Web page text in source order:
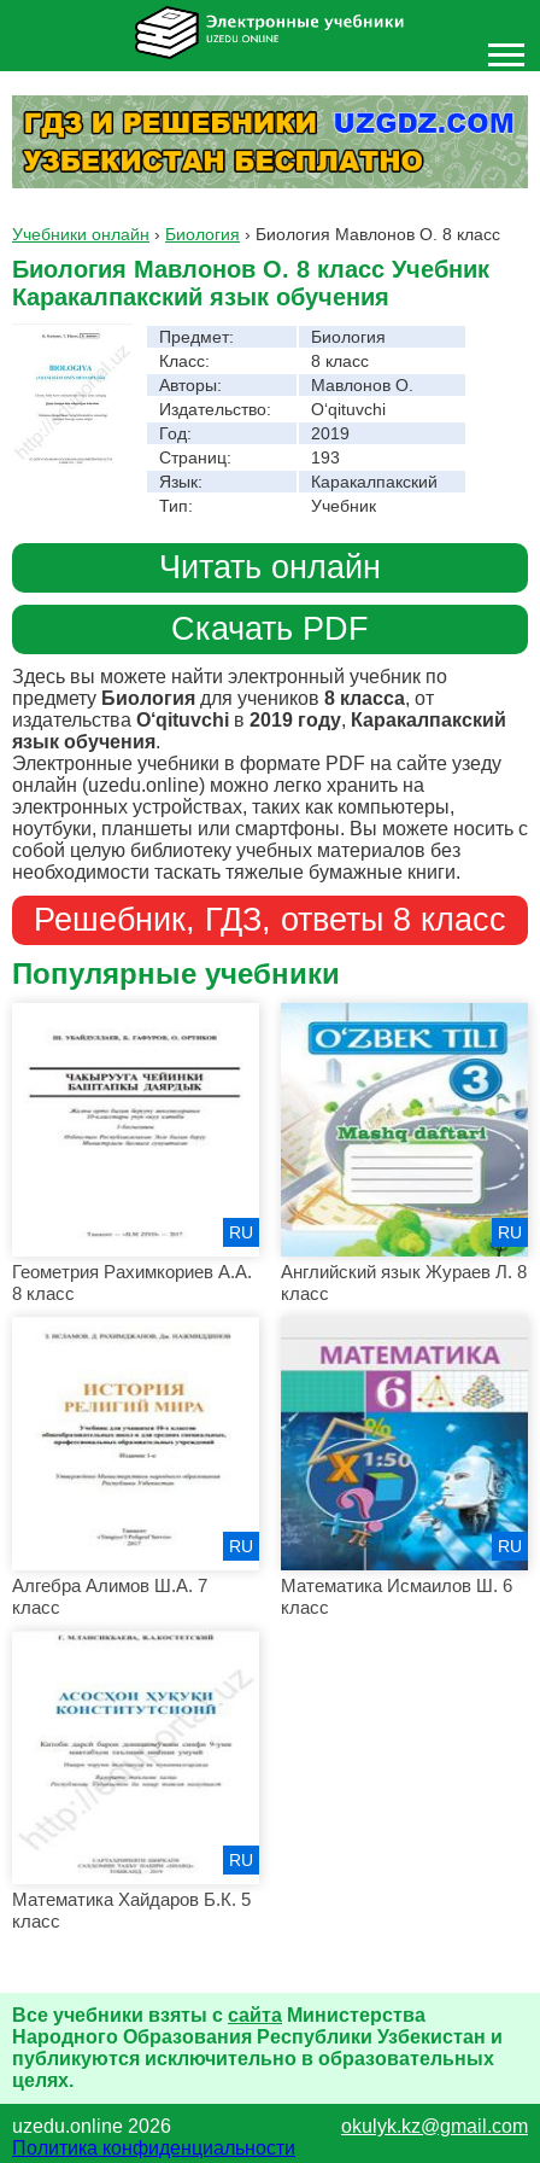
Учебники онлайн › Биология › Биология Мавлонов О. 8 класс
Биология Мавлонов О. 8 класс Учебник
Каракалпакский язык обучения
Предмет:
Биология
Класс:
8 класс
Авторы:
Мавлонов О.
Издательство:
O‘qituvchi
Год:
2019
Страниц:
193
Язык:
Каракалпакский
Тип:
Учебник
Читать онлайн
Скачать PDF
Здесь вы можете найти электронный учебник по
предмету Биология для учеников 8 класса, от
издательства O‘qituvchi в 2019 году, Каракалпакский
язык обучения.
Электронные учебники в формате PDF на сайте узеду
онлайн (uzedu.online) можно легко хранить на
электронных устройствах, таких как компьютеры,
ноутбуки, планшеты или смартфоны. Вы можете носить с
собой целую библиотеку учебных материалов без
необходимости таскать тяжелые бумажные книги.
Решебник, ГДЗ, ответы 8 класс
Популярные учебники
Геометрия Рахимкориев А.А.
8 класс
RU
Английский язык Жураев Л. 8
класс
RU
Алгебра Алимов Ш.А. 7
класс
RU
Математика Исмаилов Ш. 6
класс
RU
Математика Хайдаров Б.К. 5
класс
RU
Все учебники взяты с сайта Министерства
Народного Образования Республики Узбекистан и
публикуются исключительно в образовательных
целях.
uzedu.online 2026
okulyk.kz@gmail.com
Политика конфиденциальности